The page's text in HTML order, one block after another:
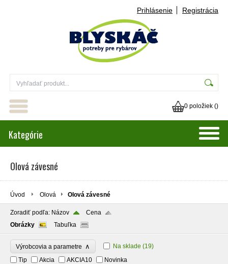
Prihlásenie Registrácia
0 položiek ()
Kategórie
Olová závesné
Úvod Olová Olová závesné
Zoradiť podľa: Názov
Cena
Obrázky
Tabuľka
Výrobcovia a parametre ∧ Na sklade (19)
Tip
Akcia AKCIA10 Novinka